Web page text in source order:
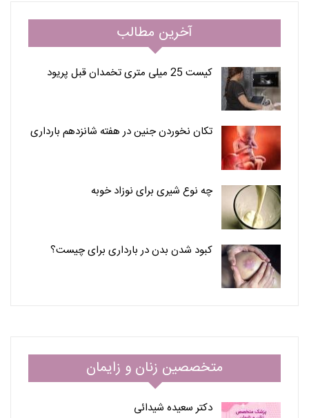
آخرین مطالب
کیست 25 میلی متری تخمدان قبل پریود
تکان نخوردن جنین در هفته شانزدهم بارداری
چه نوع شیری برای نوزاد خوبه
کبود شدن بدن در بارداری برای چیست؟
متخصصین زنان و زایمان
دکتر سعیده شیدائی